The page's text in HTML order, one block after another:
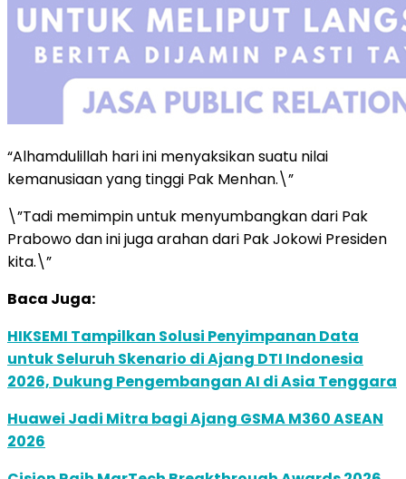
“Alhamdulillah hari ini menyaksikan suatu nilai
kemanusiaan yang tinggi Pak Menhan.\”
\”Tadi memimpin untuk menyumbangkan dari Pak
Prabowo dan ini juga arahan dari Pak Jokowi Presiden
kita.\”
Baca Juga:
HIKSEMI Tampilkan Solusi Penyimpanan Data
untuk Seluruh Skenario di Ajang DTI Indonesia
2026, Dukung Pengembangan AI di Asia Tenggara
Huawei Jadi Mitra bagi Ajang GSMA M360 ASEAN
2026